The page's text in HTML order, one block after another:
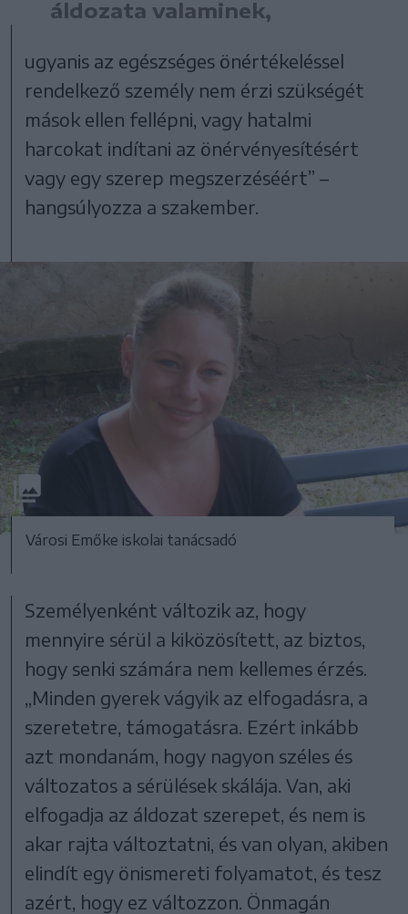
áldozata valaminek,
ugyanis az egészséges önértékeléssel
rendelkező személy nem érzi szükségét
mások ellen fellépni, vagy hatalmi
harcokat indítani az önérvényesítésért
vagy egy szerep megszerzéséért” –
hangsúlyozza a szakember.
Városi Emőke iskolai tanácsadó
Személyenként változik az, hogy
mennyire sérül a kiközösített, az biztos,
hogy senki számára nem kellemes érzés.
„Minden gyerek vágyik az elfogadásra, a
szeretetre, támogatásra. Ezért inkább
azt mondanám, hogy nagyon széles és
változatos a sérülések skálája. Van, aki
elfogadja az áldozat szerepet, és nem is
akar rajta változtatni, és van olyan, akiben
elindít egy önismereti folyamatot, és tesz
azért, hogy ez változzon. Önmagán